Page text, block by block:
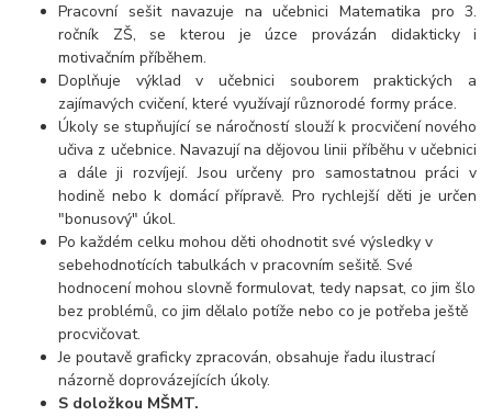
Pracovní sešit navazuje na učebnici Matematika pro 3.
ročník ZŠ, se kterou je úzce provázán didakticky i
motivačním příběhem.
Doplňuje výklad v učebnici souborem praktických a
zajímavých cvičení, které využívají různorodé formy práce.
Úkoly se stupňující se náročností slouží k procvičení nového
učiva z učebnice. Navazují na dějovou linii příběhu v učebnici
a dále ji rozvíjejí. Jsou určeny pro samostatnou práci v
hodině nebo k domácí přípravě. Pro rychlejší děti je určen
"bonusový" úkol.
Po každém celku mohou děti ohodnotit své výsledky v
sebehodnotících tabulkách v pracovním sešitě. Své
hodnocení mohou slovně formulovat, tedy napsat, co jim šlo
bez problémů, co jim dělalo potíže nebo co je potřeba ještě
procvičovat.
Je poutavě graficky zpracován, obsahuje řadu ilustrací
názorně doprovázejících úkoly.
S doložkou MŠMT.